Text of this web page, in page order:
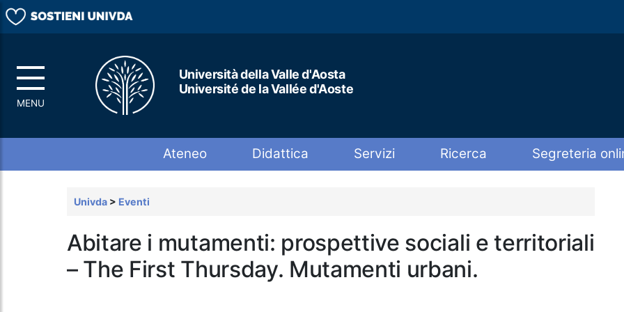
Università della Valle d'Aosta
Université de la Vallée d'Aoste
Ateneo Didattica Servizi Ricerca Segreteria
Univda > Eventi
Abitare i mutamenti: prospettive sociali e territoriali
– The First Thursday. Mutamenti urbani.